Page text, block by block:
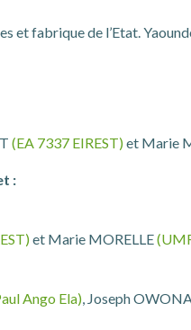
et fabrique de l’Etat.
(EA 7337 EIREST)et Marie
:
et Marie MORELLE
Ango Ela), Joseph